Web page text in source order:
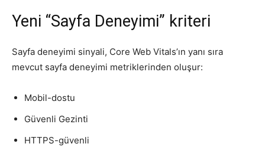
Yeni “Sayfa Deneyimi” kriteri
Sayfa deneyimi sinyali, Core Web Vitals’ın yanı sıra
mevcut sayfa deneyimi metriklerinden oluşur:
Mobil-dostu
Güvenli Gezinti
HTTPS-güvenli